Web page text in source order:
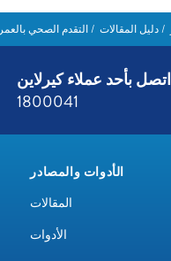
دليل المقالات التقدم الصحي بالعمر
اتصل بأحد عملاء كيرلاين
1800041
الأدوات والمصادر
المقالات
الأدوات